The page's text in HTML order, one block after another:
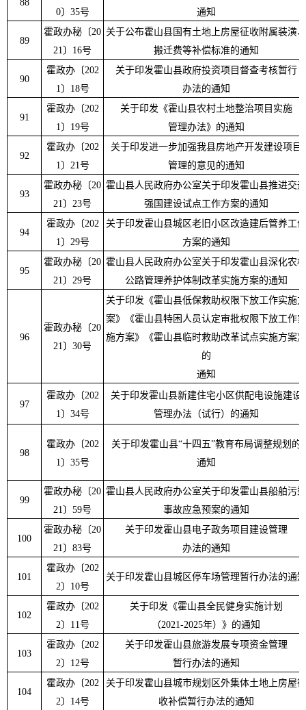
88
0〕 35号 通知
89
霍政办秘 〔20
21 〕 16号
关于公布霍山县国有土地上房屋征收附属装潢、
搬迁费等补偿标准的通知
90
霍政办〔202
1 〕 18号
关于印发霍山县政府投资项目督查考核暂行
办法的通知
91
霍政办〔202
1 〕 19号
关于印发《霍山县农村土地整治项目实施
管理办法》的通知
92
霍政办〔202
1 〕 21号
关于印发进一步加强我县房地产开发建设项目
管理的意见的通知
93
霍政办秘 〔20
21 〕 23号
霍山县人民政府办公室关于印发霍山县推进交通
强国建设试点工作方案的通知
94
霍政办〔202
1 〕 29号
关于印发霍山县城区老旧小区改造建后管养工作
方案的通知
95
霍政办秘 〔20
21 〕 29号
霍山县人民政府办公室关于印发霍山县深化农村
公路管理养护体制改革实施方案的通知
96
霍政办秘 〔20
21 〕 30号
关于印发 《霍山县低保救助权限下放工作实施方
案》《霍山县特困人员认定审批权限下放工作实
施方案》《霍山县临时救助改革试点实施方案》
的
通知
97
霍政办〔202
1 〕 34号
关于印发霍山县新建住宅小区供配电设施建设
管理办法（试行）的通知
98
霍政办〔202
1 〕 35号
关于印发霍山县“十四五”教育布局调整规划的
通知
99
霍政办秘 〔20
21 〕 59号
霍山县人民政府办公室关于印发霍山县船舶污染
事故应急预案的通知
100
霍政办秘 〔20
21 〕 83号
关于印发霍山县电子政务项目建设管理
办法的通知
101
霍政办〔202
2〕 10号
关于印发霍山县城区停车场管理暂行办法的通知
102
霍政办〔202
2〕 11号
关于印发《霍山县全民健身实施计划
（2021-2025年）》的通知
103
霍政办〔202
2〕 12号
关于印发霍山县旅游发展专项资金管理
暂行办法的通知
104
霍政办〔202
2〕 14号
关于印发霍山县城市规划区外集体土地上房屋征
收补偿暂行办法的通知